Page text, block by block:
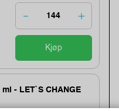
Kjøp
ml - LET`S CHANGE